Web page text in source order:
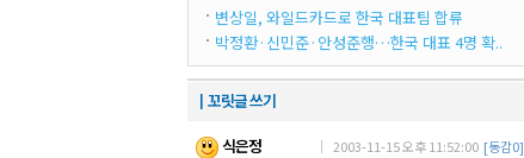
변상일, 와일드카드로 한국 대표팀 합류
박정환·신민준·안성준행…한국 대표 4명 확..
┃꼬릿글 쓰기
식은정
｜ 2003-11-15 오후 11:52:00 [동감0]